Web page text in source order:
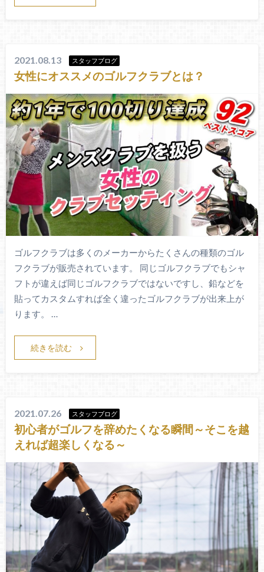
2021.08.13 スタッフブログ
女性にオススメのゴルフクラブとは？
ゴルフクラブは多くのメーカーからたくさんの種類のゴル
フクラブが販売されています。 同じゴルフクラブでもシャ
フトが違えば同じゴルフクラブではないですし、鉛などを
貼ってカスタムすれば全く違ったゴルフクラブが出来上が
ります。 …
続きを読む
2021.07.26 スタッフブログ
初心者がゴルフを辞めたくなる瞬間～そこを越
えれば超楽しくなる～